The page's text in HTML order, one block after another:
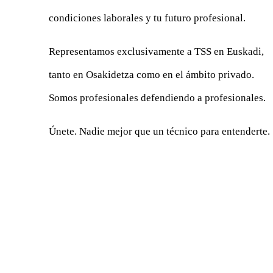
condiciones laborales y tu futuro profesional.
Representamos exclusivamente a TSS en Euskadi,
tanto en Osakidetza como en el ámbito privado.
Somos profesionales defendiendo a profesionales.
Únete. Nadie mejor que un técnico para entenderte.